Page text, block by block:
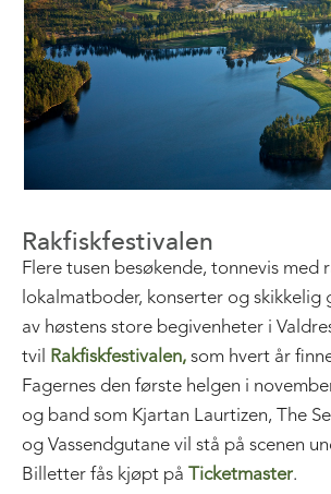
Rakfiskfestivalen
Flere tusen besøkende, tonnevis med
lokalmatboder, konserter og skikkelig
av høstens store begivenheter i
tvil Rakfiskfestivalen, som hvert år
Fagernes den første helgen i
og band som Kjartan Laurtizen, The
og Vassendgutane vil stå på scenen
Billetter fås kjøpt på Ticketmaster.